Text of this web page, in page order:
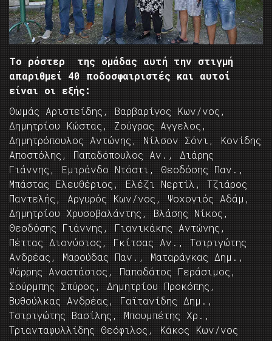
Το ρόστερ της ομάδας αυτή την στιγμή
απαριθμεί 40 ποδοσφαιριστές και αυτοί
είναι οι εξής:
Θωμάς Αριστείδης, Βαρβαρίγος Κων/νος,
Δημητρίου Κώστας, Ζούγρας Αγγελος,
Δημητρόπουλος Αντώνης, Νίλσον Σόνι, Κονίδης
Αποστόλης, Παπαδόπουλος Αν., Διάρης
Γιάννης, Εμιράνδο Ντόστι, Θεοδόσης Παν.,
Μπάστας Ελευθέριος, Ελέζι Νερτίλ, Τζιάρος
Παντελής, Αργυρός Κων/νος, Ψοχογιός Αδάμ,
Δημητρίου Χρυσοβαλάντης, Βλάσης Νίκος,
Θεοδόσης Γιάννης, Γιανικάκης Αντώνης,
Πέττας Διονύσιος, Γκίτσας Αν., Τσιριγώτης
Ανδρέας, Μαρούδας Παν., Ματαράγκας Δημ.,
Ψάρρης Αναστάσιος, Παπαδάτος Γεράσιμος,
Σούρμπης Σπύρος, Δημητρίου Προκόπης,
Βυθούλκας Ανδρέας, Γαϊτανίδης Δημ.,
Τσιριγώτης Βασίλης, Μπουμπέτης Χρ.,
Τριανταφυλλίδης Θεόφιλος, Κάκος Κων/νος